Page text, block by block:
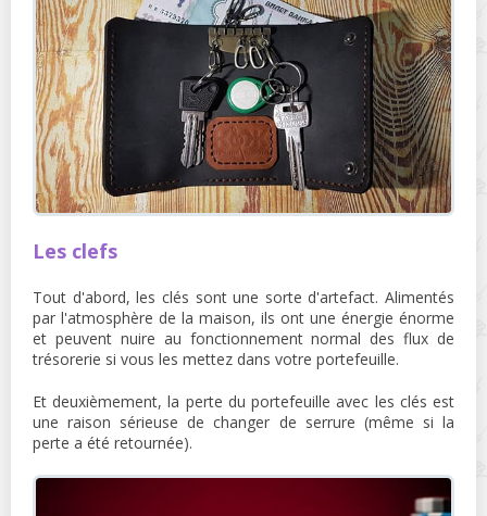
Les clefs
Tout d'abord, les clés sont une sorte d'artefact. Alimentés
par l'atmosphère de la maison, ils ont une énergie énorme
et peuvent nuire au fonctionnement normal des flux de
trésorerie si vous les mettez dans votre portefeuille.
Et deuxièmement, la perte du portefeuille avec les clés est
une raison sérieuse de changer de serrure (même si la
perte a été retournée).